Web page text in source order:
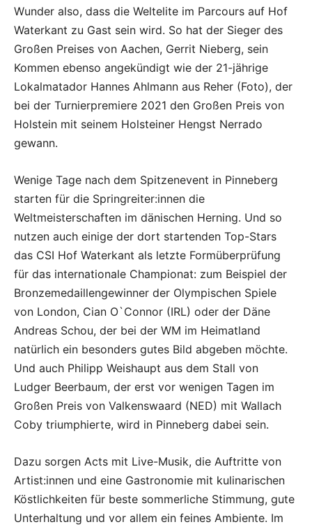
Wunder also, dass die Weltelite im Parcours auf Hof
Waterkant zu Gast sein wird. So hat der Sieger des
Großen Preises von Aachen, Gerrit Nieberg, sein
Kommen ebenso angekündigt wie der 21-jährige
Lokalmatador Hannes Ahlmann aus Reher (Foto), der
bei der Turnierpremiere 2021 den Großen Preis von
Holstein mit seinem Holsteiner Hengst Nerrado
gewann.
Wenige Tage nach dem Spitzenevent in Pinneberg
starten für die Springreiter:innen die
Weltmeisterschaften im dänischen Herning. Und so
nutzen auch einige der dort startenden Top-Stars
das CSI Hof Waterkant als letzte Formüberprüfung
für das internationale Championat: zum Beispiel der
Bronzemedaillengewinner der Olympischen Spiele
von London, Cian O`Connor (IRL) oder der Däne
Andreas Schou, der bei der WM im Heimatland
natürlich ein besonders gutes Bild abgeben möchte.
Und auch Philipp Weishaupt aus dem Stall von
Ludger Beerbaum, der erst vor wenigen Tagen im
Großen Preis von Valkenswaard (NED) mit Wallach
Coby triumphierte, wird in Pinneberg dabei sein.
Dazu sorgen Acts mit Live-Musik, die Auftritte von
Artist:innen und eine Gastronomie mit kulinarischen
Köstlichkeiten für beste sommerliche Stimmung, gute
Unterhaltung und vor allem ein feines Ambiente. Im